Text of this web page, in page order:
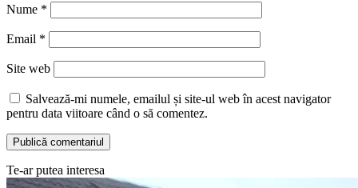
Nume *
Email *
Site web
Salvează-mi numele, emailul și site-ul web în acest navigator
pentru data viitoare când o să comentez.
Te-ar putea interesa